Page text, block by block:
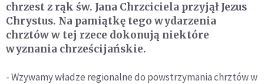
chrzest z rąk św. Jana Chrzciciela przyjął Jezus
Chrystus. Na pamiątkę tego wydarzenia
chrztów w tej rzece dokonują niektóre
wyznania chrześcijańskie.
- Wzywamy władze regionalne do powstrzymania chrztów w